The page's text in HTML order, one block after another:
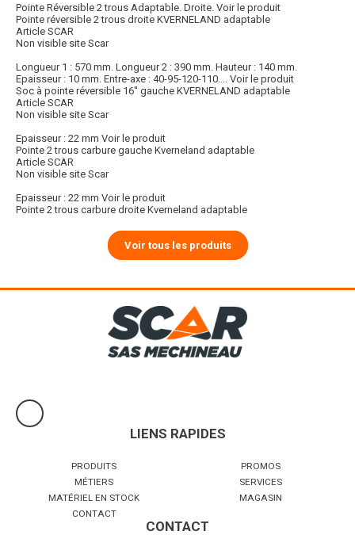
Pointe Réversible 2 trous Adaptable. Droite. Voir le produit
Pointe réversible 2 trous droite KVERNELAND adaptable
Article SCAR
Non visible site Scar
Longueur 1 : 570 mm. Longueur 2 : 390 mm. Hauteur : 140 mm.
Epaisseur : 10 mm. Entre-axe : 40-95-120-110....
Voir le produit
Soc à pointe réversible 16'' gauche KVERNELAND adaptable
Article SCAR
Non visible site Scar
Epaisseur : 22 mm Voir le produit
Pointe 2 trous carbure gauche Kverneland adaptable
Article SCAR
Non visible site Scar
Epaisseur : 22 mm Voir le produit
Pointe 2 trous carbure droite Kverneland adaptable
Voir tous les produits
LIENS RAPIDES
PRODUITS
PROMOS
MÉTIERS
SERVICES
MATÉRIEL EN STOCK
MAGASIN
CONTACT
CONTACT